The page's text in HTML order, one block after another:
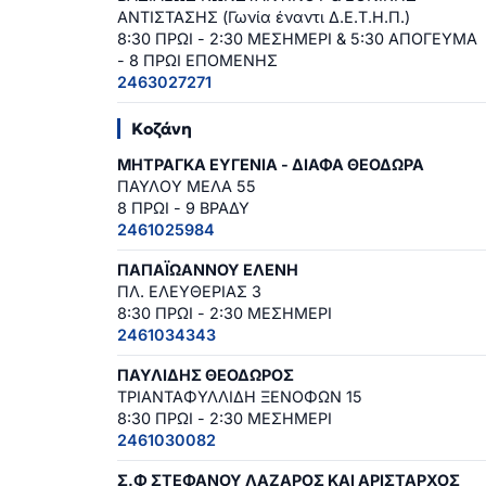
ΑΝΤΙΣΤΑΣΗΣ (Γωνία έναντι Δ.Ε.Τ.Η.Π.)
8:30 ΠΡΩΙ - 2:30 ΜΕΣΗΜΕΡΙ & 5:30 ΑΠΟΓΕΥΜΑ
- 8 ΠΡΩΙ ΕΠΟΜΕΝΗΣ
2463027271
Κοζάνη
ΜΗΤΡΑΓΚΑ ΕΥΓΕΝΙΑ - ΔΙΑΦΑ ΘΕΟΔΩΡΑ
ΠΑΥΛΟΥ ΜΕΛΑ 55
8 ΠΡΩΙ - 9 ΒΡΑΔΥ
2461025984
ΠΑΠΑΪΩΑΝΝΟΥ ΕΛΕΝΗ
ΠΛ. ΕΛΕΥΘΕΡΙΑΣ 3
8:30 ΠΡΩΙ - 2:30 ΜΕΣΗΜΕΡΙ
2461034343
ΠΑΥΛΙΔΗΣ ΘΕΟΔΩΡΟΣ
ΤΡΙΑΝΤΑΦΥΛΛΙΔΗ ΞΕΝΟΦΩΝ 15
8:30 ΠΡΩΙ - 2:30 ΜΕΣΗΜΕΡΙ
2461030082
Σ.Φ ΣΤΕΦΑΝΟΥ ΛΑΖΑΡΟΣ ΚΑΙ ΑΡΙΣΤΑΡΧΟΣ